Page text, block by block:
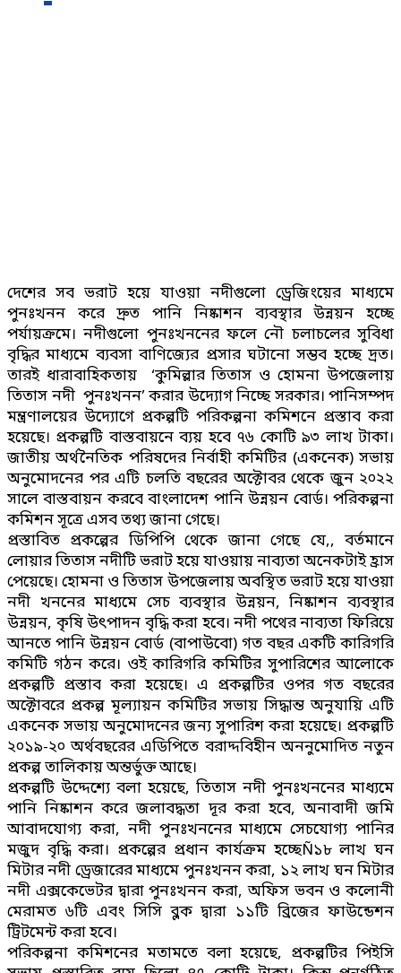
দেশের সব ভরাট হয়ে যাওয়া নদীগুলো ড্রেজিংয়ের মাধ্যমে
পুনঃখনন করে দ্রুত পানি নিষ্কাশন ব্যবস্থার উন্নয়ন হচ্ছে
পর্যায়ক্রমে। নদীগুলো পুনঃখননের ফলে নৌ চলাচলের সুবিধা
বৃদ্ধির মাধ্যমে ব্যবসা বাণিজ্যের প্রসার ঘটানো সম্ভব হচ্ছে দ্রত।
তারই ধারাবাহিকতায় ‘কুমিল্লার তিতাস ও হোমনা উপজেলায়
তিতাস নদী পুনঃখনন’ করার উদ্যোগ নিচ্ছে সরকার। পানিসম্পদ
মন্ত্রণালয়ের উদ্যোগে প্রকল্পটি পরিকল্পনা কমিশনে প্রস্তাব করা
হয়েছে। প্রকল্পটি বাস্তবায়নে ব্যয় হবে ৭৬ কোটি ৯৩ লাখ টাকা।
জাতীয় অর্থনৈতিক পরিষদের নির্বাহী কমিটির (একনেক) সভায়
অনুমোদনের পর এটি চলতি বছরের অক্টোবর থেকে জুন ২০২২
সালে বাস্তবায়ন করবে বাংলাদেশ পানি উন্নয়ন বোর্ড। পরিকল্পনা
কমিশন সূত্রে এসব তথ্য জানা গেছে।
প্রস্তাবিত প্রকল্পের ডিপিপি থেকে জানা গেছে যে,, বর্তমানে
লোয়ার তিতাস নদীটি ভরাট হয়ে যাওয়ায় নাব্যতা অনেকটাই হ্রাস
পেয়েছে। হোমনা ও তিতাস উপজেলায় অবস্থিত ভরাট হয়ে যাওয়া
নদী খননের মাধ্যমে সেচ ব্যবস্থার উন্নয়ন, নিষ্কাশন ব্যবস্থার
উন্নয়ন, কৃষি উৎপাদন বৃদ্ধি করা হবে। নদী পথের নাব্যতা ফিরিয়ে
আনতে পানি উন্নয়ন বোর্ড (বাপাউবো) গত বছর একটি কারিগরি
কমিটি গঠন করে। ওই কারিগরি কমিটির সুপারিশের আলোকে
প্রকল্পটি প্রস্তাব করা হয়েছে। এ প্রকল্পটির ওপর গত বছরের
অক্টোবরে প্রকল্প মূল্যায়ন কমিটির সভায় সিদ্ধান্ত অনুযায়ি এটি
একনেক সভায় অনুমোদনের জন্য সুপারিশ করা হয়েছে। প্রকল্পটি
২০১৯-২০ অর্থবছরের এডিপিতে বরাদ্দবিহীন অননুমোদিত নতুন
প্রকল্প তালিকায় অন্তর্ভুক্ত আছে।
প্রকল্পটি উদ্দেশ্যে বলা হয়েছে, তিতাস নদী পুনঃখননের মাধ্যমে
পানি নিষ্কাশন করে জলাবদ্ধতা দূর করা হবে, অনাবাদী জমি
আবাদযোগ্য করা, নদী পুনঃখননের মাধ্যমে সেচযোগ্য পানির
মজুদ বৃদ্ধি করা। প্রকল্পের প্রধান কার্যক্রম হচ্ছেÑ১৮ লাখ ঘন
মিটার নদী ড্রেজারের মাধ্যমে পুনঃখনন করা, ১২ লাখ ঘন মিটার
নদী এক্সকেভেটর দ্বারা পুনঃখনন করা, অফিস ভবন ও কলোনী
মেরামত ৬টি এবং সিসি ব্লক দ্বারা ১১টি ব্রিজের ফাউন্ডেশন
ট্রিটমেন্ট করা হবে।
পরিকল্পনা কমিশনের মতামতে বলা হয়েছে, প্রকল্পটির পিইসি